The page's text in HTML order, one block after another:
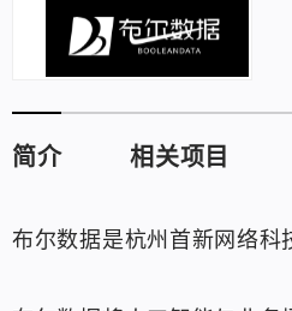
简介 相关项目
布尔数据是杭州首新网络